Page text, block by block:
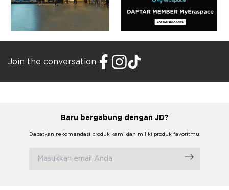
Join the conversation
Baru bergabung dengan JD?
Dapatkan rekomendasi produk kami dan miliki produk favoritmu.